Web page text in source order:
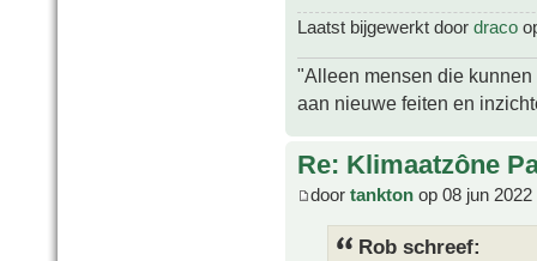
Laatst bijgewerkt door draco
"Alleen mensen die
aan nieuwe feiten en
Re: Klimaatzône
door tankton op 08 jun 2022
Rob schreef: